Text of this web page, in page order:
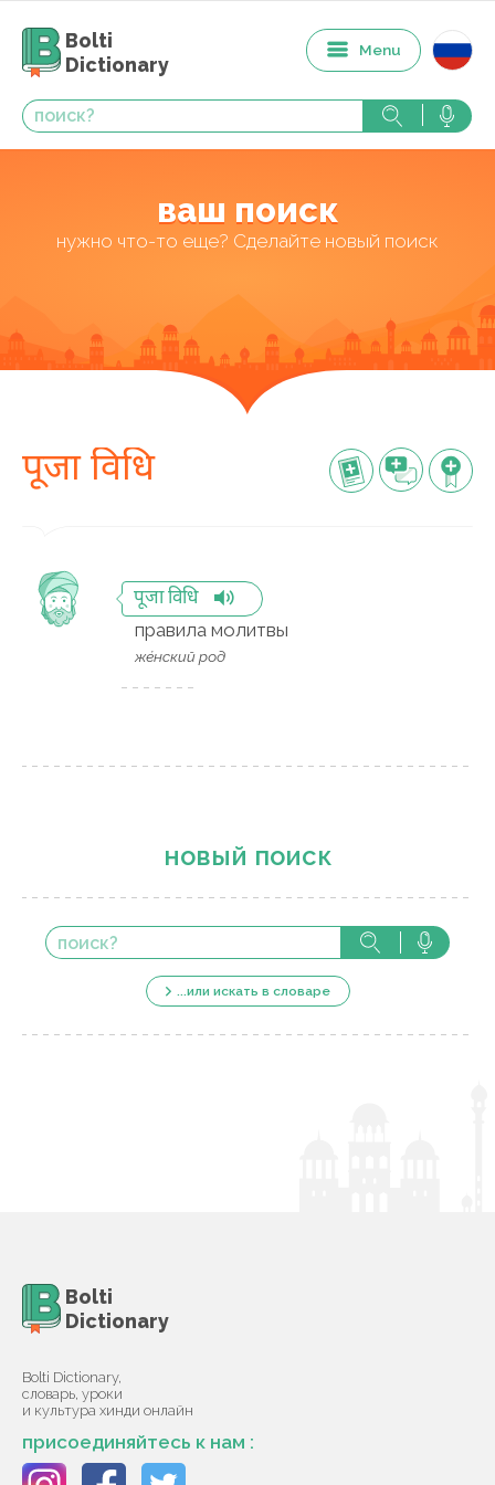
Bolti
Dictionary
Menu
ваш поиск
нужно что-то еще? Сделайте новый поиск
पूजा विधि
पूजा विधि
правила молитвы
же́нский род
новый поиск
...или искать в словаре
Bolti
Dictionary
Bolti Dictionary,
словарь, уроки
и культура хинди онлайн
присоединяйтесь к нам :